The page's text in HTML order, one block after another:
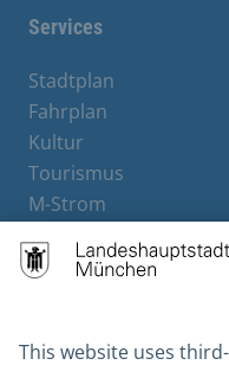
Services
Stadtplan
Fahrplan
Kultur
Tourismus
M-Strom
Hotels
Contact